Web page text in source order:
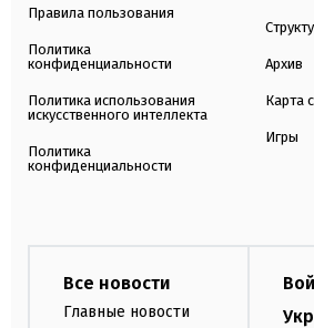
Правила пользования
Политика
конфиденциальности
Политика использования
искусственного интеллекта
Политика
конфиденциальности
Архив
Карта
Игры
Все новости
Главные новости